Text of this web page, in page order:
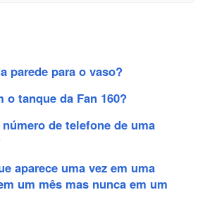
parede para o vaso?
tanque da Fan 160?
de telefone de uma
aparece uma vez em uma
um mês mas nunca em um